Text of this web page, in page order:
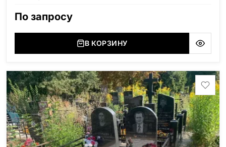
По запросу
В КОРЗИНУ